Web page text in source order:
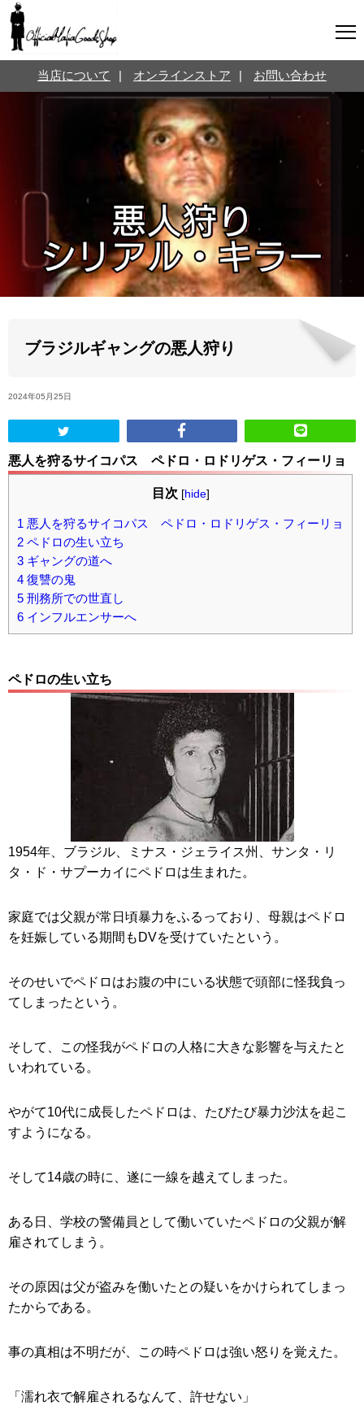
Twitterはこちら @jpmeyerlanskytm
お知らせ マフィアの小話
三分で学ぶマフィア暗黒史 名言・悩み相談
時事ニュース 書籍紹介
ABOUT US
当店の紹介
お問い合わせ
当店について オンラインストア お問い合わせ
ブラジルギャングの悪人狩り
2024年05月25日
悪人を狩るサイコパス ペドロ・ロドリゲス・フィーリョ
目次 [hide]
1 悪人を狩るサイコパス ペドロ・ロドリゲス・フィーリョ
2 ペドロの生い立ち
3 ギャングの道へ
4 復讐の鬼
5 刑務所での世直し
6 インフルエンサーへ
ペドロの生い立ち
1954年、ブラジル、ミナス・ジェライス州、サンタ・リ
タ・ド・サプーカイにペドロは生まれた。
家庭では父親が常日頃暴力をふるっており、母親はペドロ
を妊娠している期間もDVを受けていたという。
そのせいでペドロはお腹の中にいる状態で頭部に怪我負っ
てしまったという。
そして、この怪我がペドロの人格に大きな影響を与えたと
いわれている。
やがて10代に成長したペドロは、たびたび暴力沙汰を起こ
すようになる。
そして14歳の時に、遂に一線を越えてしまった。
ある日、学校の警備員として働いていたペドロの父親が解
雇されてしまう。
その原因は父が盗みを働いたとの疑いをかけられてしまっ
たからである。
事の真相は不明だが、この時ペドロは強い怒りを覚えた。
「濡れ衣で解雇されるなんて、許せない」
オンラインストア
お問い合わせ
言葉のお医者さん